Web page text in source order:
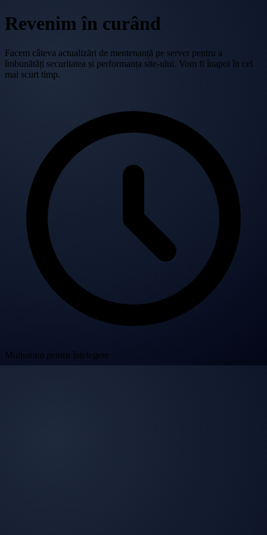
Revenim în curând
Facem câteva actualizări de mentenanță pe server pentru a
îmbunătăți securitatea și performanța site-ului. Vom fi înapoi în cel
mai scurt timp.
Mulțumim pentru înțelegere